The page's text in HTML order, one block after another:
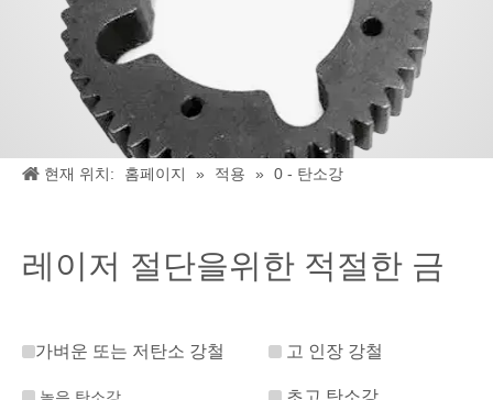
현재 위치: 홈페이지 » 적용 » 0 - 탄소강
레이저 절단을위한 적절한 금
가벼운 또는 저탄소 강철 고 인장 강철
초고 탄소강